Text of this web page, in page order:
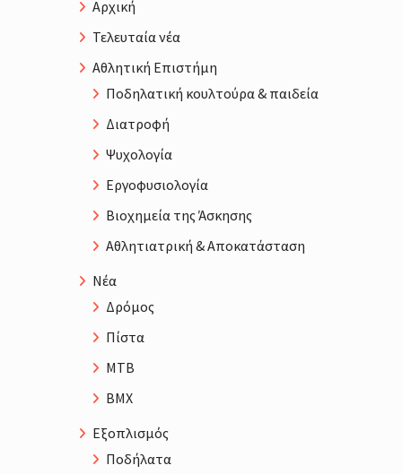
Αρχική
Τελευταία νέα
Αθλητική Επιστήμη
Ποδηλατική κουλτούρα & παιδεία
Διατροφή
Ψυχολογία
Εργοφυσιολογία
Βιοχημεία της Άσκησης
Αθλητιατρική & Αποκατάσταση
Νέα
Δρόμος
Πίστα
MTB
BMX
Εξοπλισμός
Ποδήλατα